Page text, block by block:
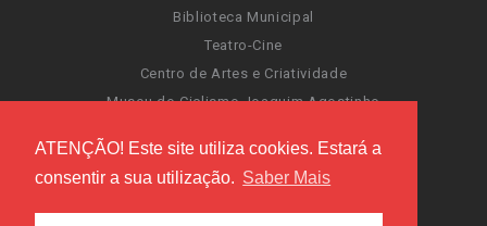
ATENÇÃO! Este site utiliza cookies. Estará a
consentir a sua utilização. Saber Mais
Biblioteca Municipal
Teatro-Cine
Centro de Artes e Criatividade
Museu do Ciclismo Joaquim Agostinho
Portal da Atividade Física
Carnaval de Torres Vedras
Santa Cruz Ocean Spirit